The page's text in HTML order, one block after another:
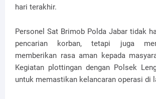
hari terakhir.
Personel Sat Brimob Polda Jabar tidak
pencarian korban, tetapi juga
memberikan rasa aman kepada
Kegiatan plottingan dengan Polsek
untuk memastikan kelancaran operasi di